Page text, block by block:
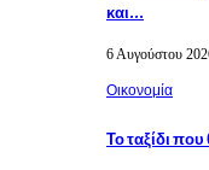
και…
6 Αυγούστου
Οικονομία
Το ταξίδι